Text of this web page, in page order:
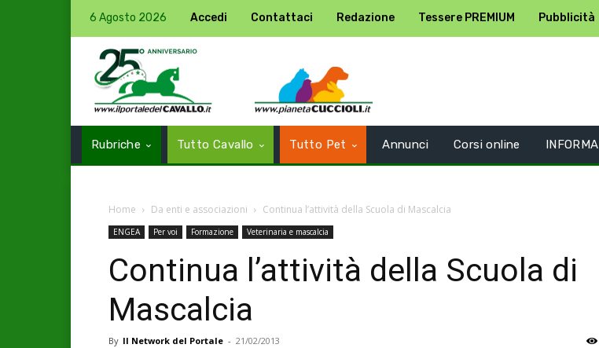
6 Agosto 2026 Accedi Contattaci Redazione Tessere PREMIUM Pubblicità
Rubriche Tutto Cavallo Tutto Pet Annunci Corsi online INFORMA
Home Da enti e associazioni Continua l’attività della Scuola di Mascalcia
ENGEA Per voi Formazione Veterinaria e mascalcia
Continua l’attività della Scuola di
Mascalcia
By Il Network del Portale - 21/02/2013